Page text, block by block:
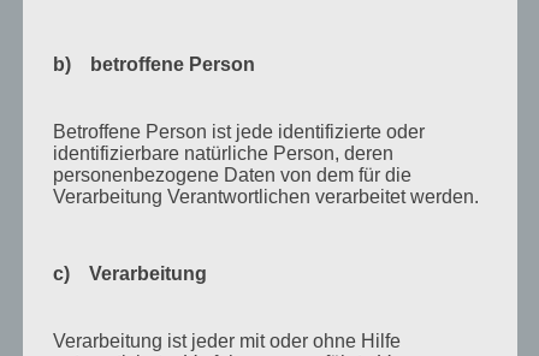
März 2011
Januar 2011
Dezember 2010
November 2010
September 2010
August 2010
b) betroffene Person
Betroffene Person ist jede identifizierte oder
identifizierbare natürliche Person, deren
personenbezogene Daten von dem für die
Verarbeitung Verantwortlichen verarbeitet werden.
c) Verarbeitung
Verarbeitung ist jeder mit oder ohne Hilfe